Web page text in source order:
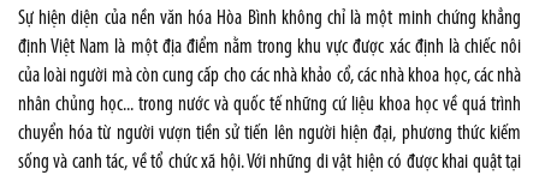
Sự hiện diện của nền văn hóa Hòa Bình không chỉ là một minh chứng khẳng
định Việt Nam là một địa điểm nằm trong khu vực được xác định là chiếc nôi
của loài người mà còn cung cấp cho các nhà khảo cổ, các nhà khoa học, các nhà
nhân chủng học... trong nước và quốc tế những cứ liệu khoa học về quá trình
chuyển hóa từ người vượn tiền sử tiến lên người hiện đại, phương thức kiếm
sống và canh tác, về tổ chức xã hội. Với những di vật hiện có được khai quật tại